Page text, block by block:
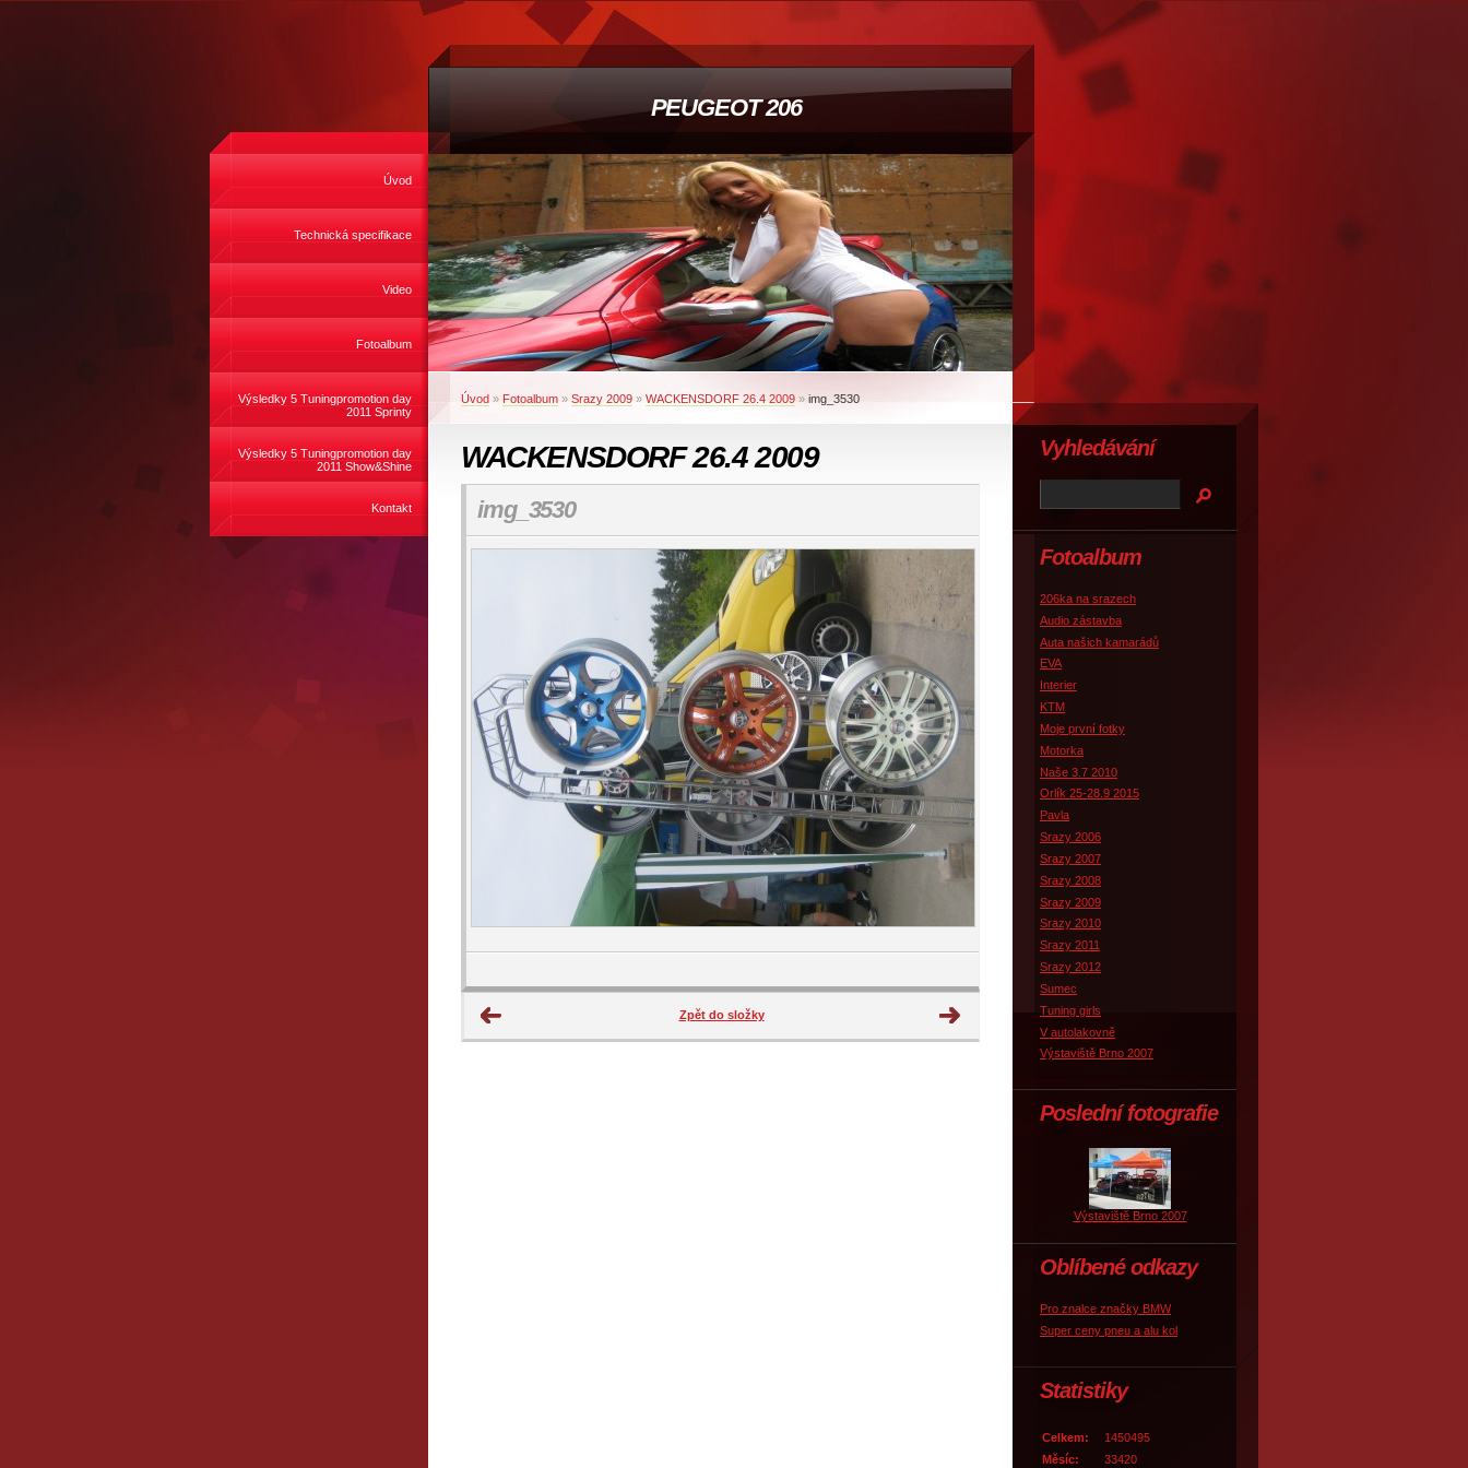
PEUGEOT 206
Úvod
Technická specifikace
Video
Fotoalbum
Výsledky 5 Tuningpromotion day
2011 Sprinty
Výsledky 5 Tuningpromotion day
2011 Show&Shine
Kontakt
Úvod » Fotoalbum » Srazy 2009 » WACKENSDORF 26.4 2009 » img_3530
WACKENSDORF 26.4 2009
img_3530
Zpět do složky
Fotoalbum
206ka na srazech
Audio zástavba
Auta našich kamarádů
EVA
Interier
KTM
Moje první fotky
Motorka
Naše 3.7 2010
Orlík 25-28.9 2015
Pavla
Srazy 2006
Srazy 2007
Srazy 2008
Srazy 2009
Srazy 2010
Srazy 2011
Srazy 2012
Sumec
Tuning girls
V autolakovně
Výstaviště Brno 2007
Poslední fotografie
Výstaviště Brno 2007
Oblíbené odkazy
Pro znalce značky BMW
Super ceny pneu a alu kol
Vyhledávání
Statistiky
Celkem:
1450495
Měsíc:
33420